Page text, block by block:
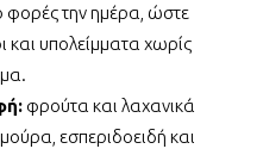
την ημέρα, ώστε
και υπολείμματα χωρίς
φρούτα και λαχανικά
εσπεριδοειδή και